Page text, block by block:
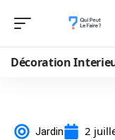
Décoration
Jardin 2